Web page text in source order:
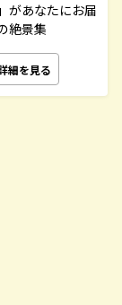
があなたにお届
絶景集
細を見る